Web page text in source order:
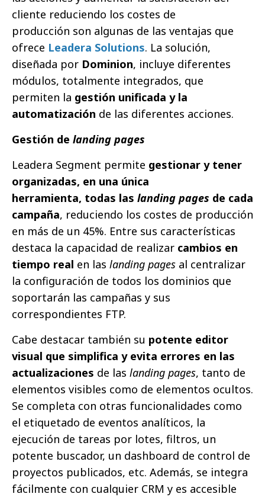
cliente reduciendo los costes de
producción son algunas de las ventajas que
ofrece Leadera Solutions. La solución,
diseñada por Dominion, incluye diferentes
módulos, totalmente integrados, que
permiten la gestión unificada y la
automatización de las diferentes acciones.
Gestión de landing pages
Leadera Segment permite gestionar y tener
organizadas, en una única
herramienta, todas las landing pages de cada
campaña, reduciendo los costes de producción
en más de un 45%. Entre sus características
destaca la capacidad de realizar cambios en
tiempo real en las landing pages al centralizar
la configuración de todos los dominios que
soportarán las campañas y sus
correspondientes FTP.
Cabe destacar también su potente editor
visual que simplifica y evita errores en las
actualizaciones de las landing pages, tanto de
elementos visibles como de elementos ocultos.
Se completa con otras funcionalidades como
el etiquetado de eventos analíticos, la
ejecución de tareas por lotes, filtros, un
potente buscador, un dashboard de control de
proyectos publicados, etc. Además, se integra
fácilmente con cualquier CRM y es accesible